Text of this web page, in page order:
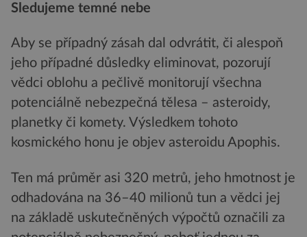
Sledujeme temné nebe
Aby se případný zásah dal odvrátit, či alespoň
jeho případné důsledky eliminovat, pozorují
vědci oblohu a pečlivě monitorují všechna
potenciálně nebezpečná tělesa – asteroidy,
planetky či komety. Výsledkem tohoto
kosmického honu je objev asteroidu Apophis.
Ten má průměr asi 320 metrů, jeho hmotnost je
odhadována na 36–40 milionů tun a vědci jej
na základě uskutečněných výpočtů označili za